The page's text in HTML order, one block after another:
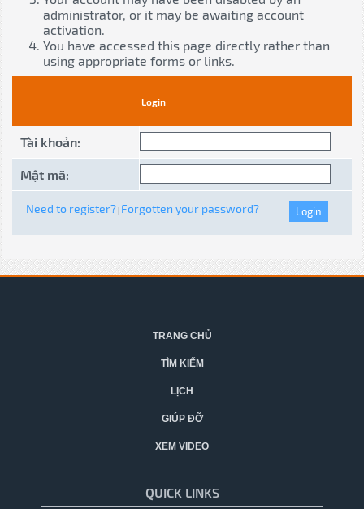
administrator, or it may be awaiting account
activation.
You have accessed this page directly rather than
using appropriate forms or links.
Login
Tài khoản:
Mật mã:
Need to register? Forgotten your password?
TRANG CHỦ
TÌM KIẾM
LỊCH
GIÚP ĐỠ
XEM VIDEO
QUICK LINKS